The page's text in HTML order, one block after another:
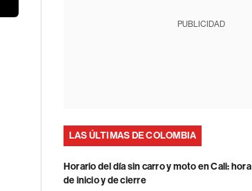
PUBLICIDAD
LAS ÚLTIMAS DE COLOMBIA
Horario del día sin carro y moto en Cali: hora
de inicio y de cierre